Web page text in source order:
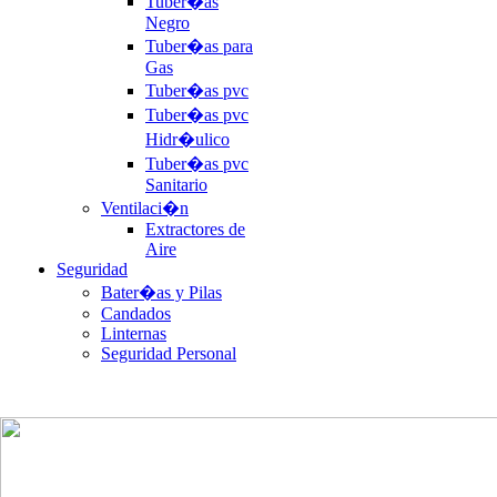
Negro
Tuber�as para
Gas
Tuber�as pvc
Tuber�as pvc
Hidr�ulico
Tuber�as pvc
Sanitario
Ventilaci�n
Extractores de
Aire
Seguridad
Bater�as y Pilas
Candados
Linternas
Seguridad Personal